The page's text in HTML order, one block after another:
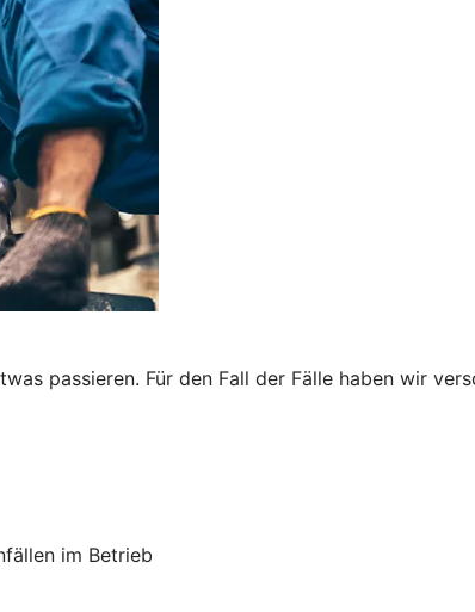
passieren. Für den Fall der Fälle haben wir
im Betrieb